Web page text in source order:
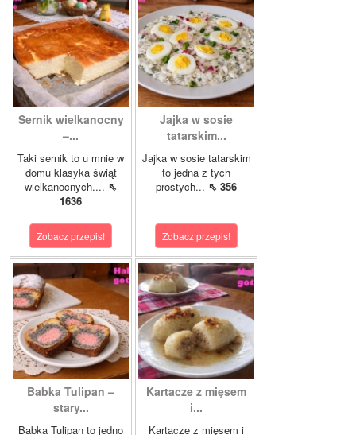
Sernik wielkanocny
–...
Taki sernik to u mnie w
domu klasyka świąt
wielkanocnych.... ⇖
1636
Zobacz przepis!
Jajka w sosie
tatarskim...
Jajka w sosie tatarskim
to jedna z tych
prostych... ⇖ 356
Zobacz przepis!
Babka Tulipan –
stary...
Babka Tulipan to jedno
Kartacze z mięsem
i...
Kartacze z mięsem i